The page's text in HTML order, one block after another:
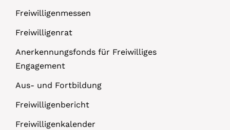
Freiwilligenmessen
Freiwilligenrat
Anerkennungsfonds für Freiwilliges
Engagement
Aus- und Fortbildung
Freiwilligenbericht
Freiwilligenkalender